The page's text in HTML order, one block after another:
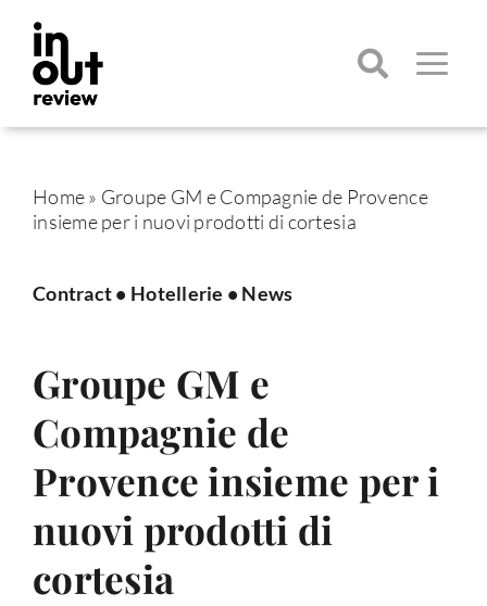
contenuto
Toggle
per:
Home» Groupe GM e Compagnie de Provence
insieme per i nuovi prodotti di cortesia
Contract• Hotellerie • News
Groupe GM e
Compagnie de
Provence insieme per i
nuovi prodotti di
cortesia